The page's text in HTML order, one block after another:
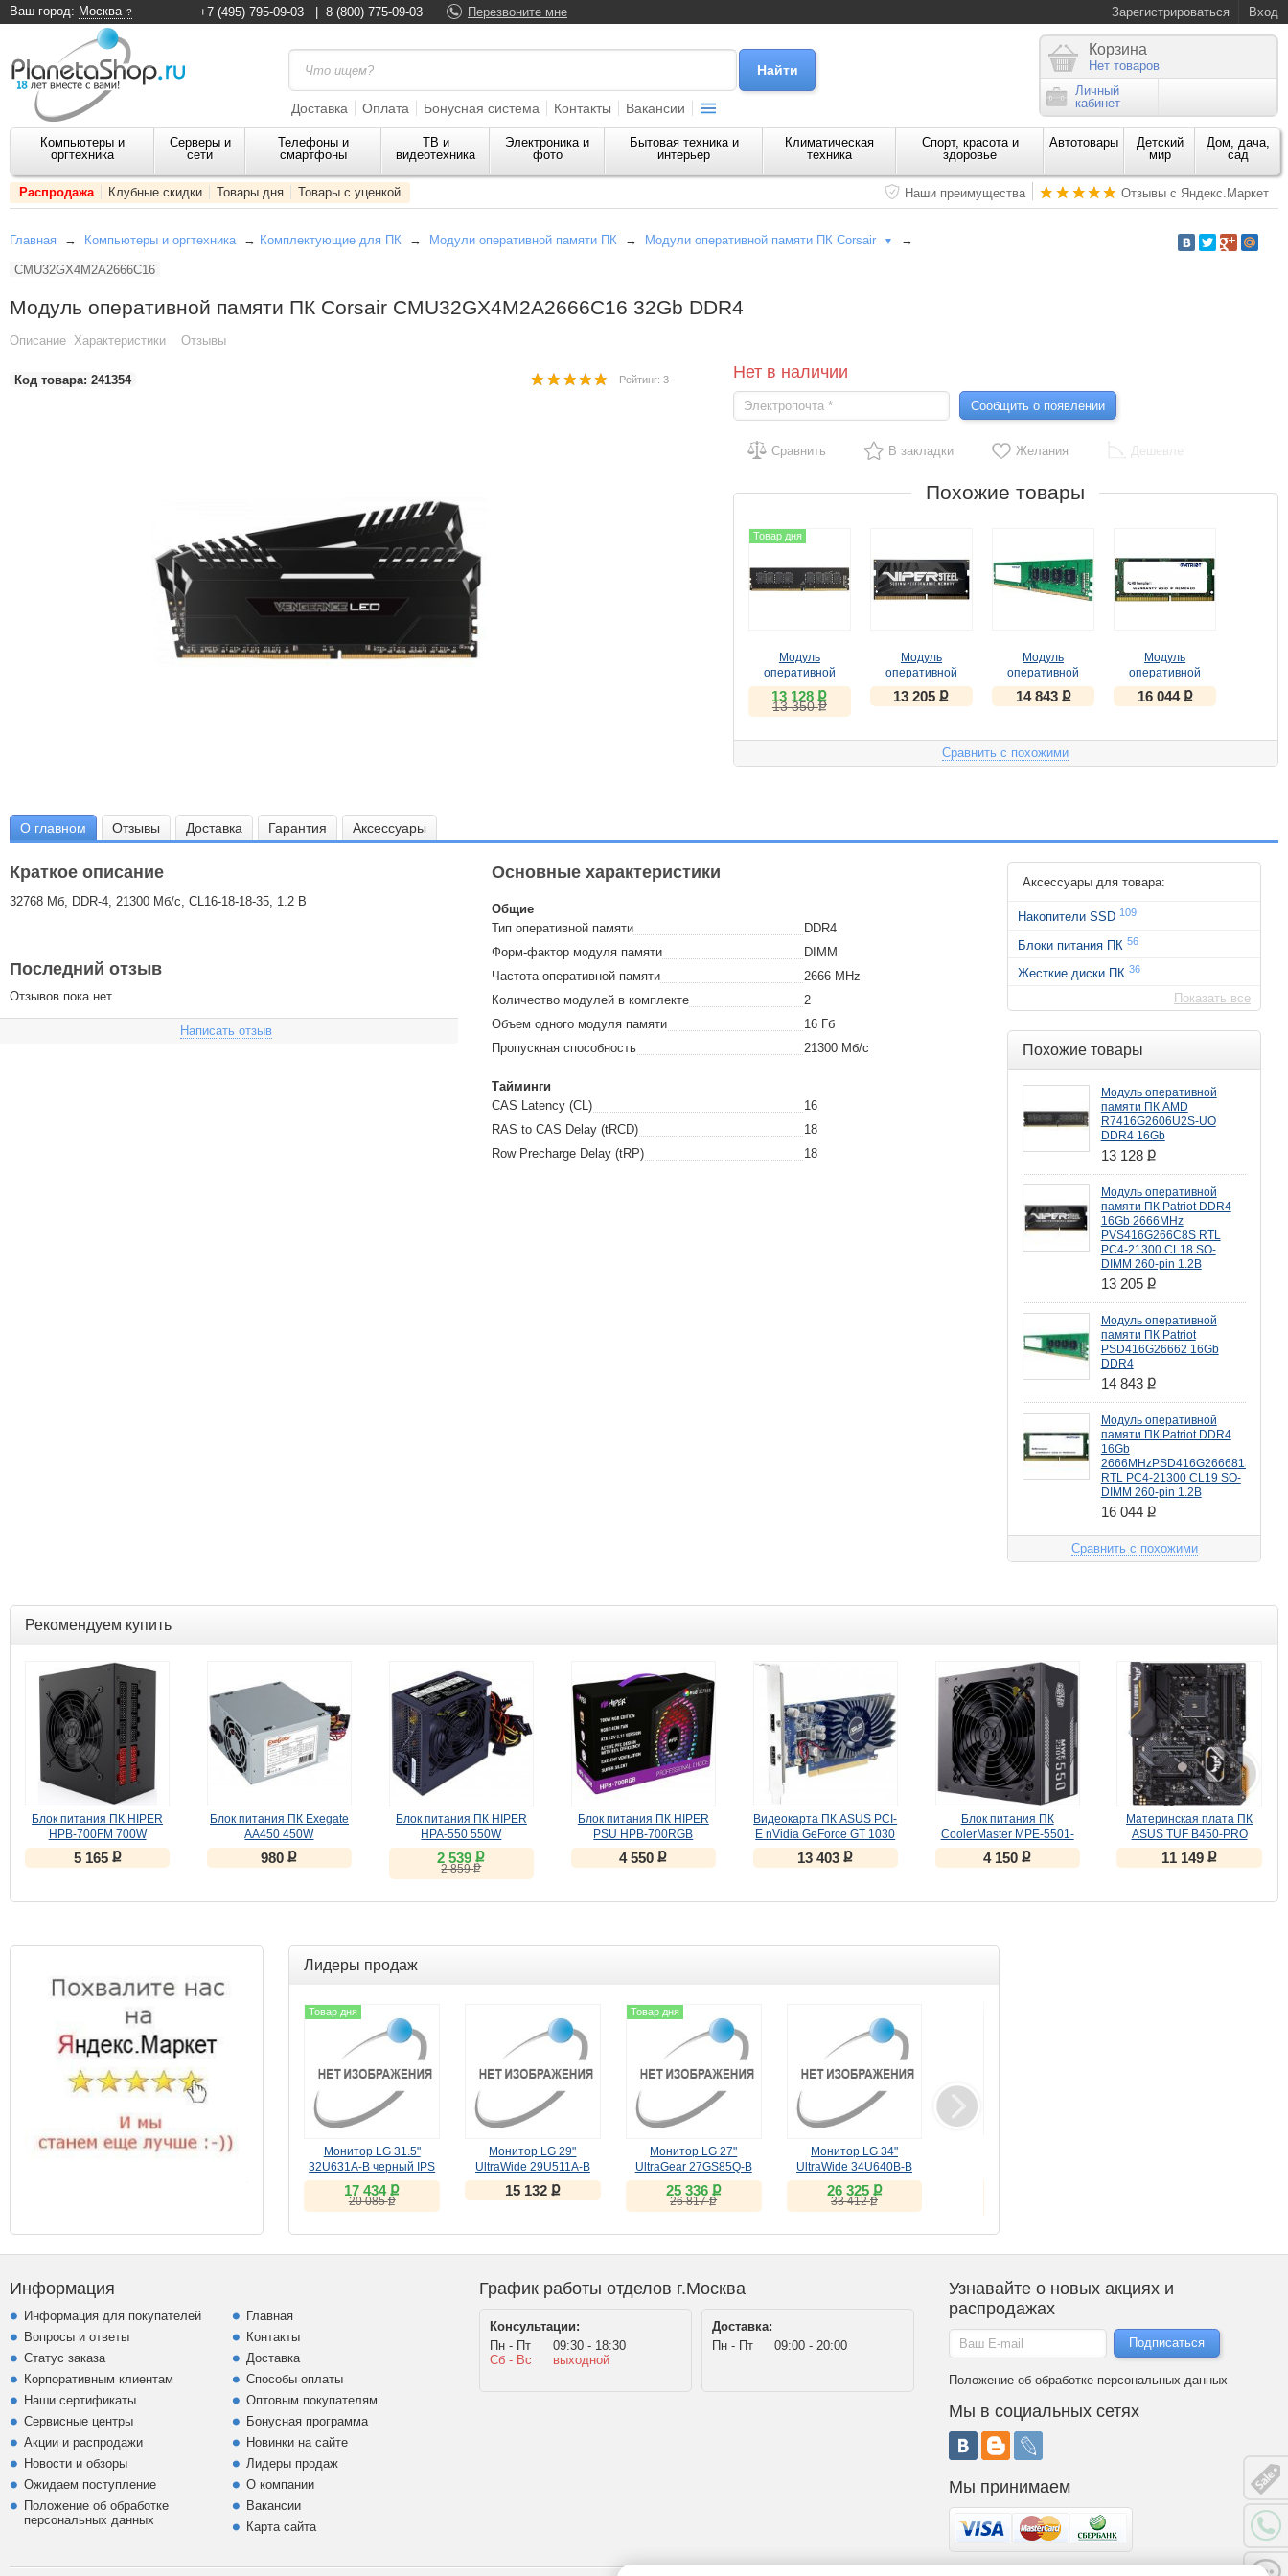
Ваш город: Москва Зарегистрироваться Вход
+7 (495) 795-09-03 8 (800) 775-09-03 Перезвоните мне
Доставка Оплата Бонусная система Контакты Вакансии
Корзина
Нет товаров
Личный
кабинет
Компьютеры и
оргтехника
Серверы и
сети
Телефоны и
смартфоны
ТВ и
видеотехника
Электроника и
фото
Бытовая техника и
интерьер
Климатическая
техника
Спорт, красота и
здоровье
Автотовары
Детский
мир
Дом, дача,
сад
Распродажа Клубные скидки Товары дня Товары с уценкой Наши преимущества Отзывы с Яндекс.Маркет
Главная → Компьютеры и оргтехника→ Комплектующие для ПК → Модули оперативной памяти ПК → Модули оперативной памяти ПК Corsair ▼ →
CMU32GX4M2A2666C16
Модуль оперативной памяти ПК Corsair CMU32GX4M2A2666C16 32Gb DDR4
Описание Характеристики Отзывы
Код товара: 241354 Рейтинг: 3 Нет в наличии
Сообщить о появлении
Сравнить В закладки Желания Дешевле
Похожие товары
Товар дня
Модуль
оперативной
памяти ПК AMD
R7416G2606U2S-
UO DDR4 16Gb
13 128ք
13 350ք
Модуль
оперативной
памяти ПК Patriot
DDR4 16Gb
RTL PC4-21300
CL18 SO-DIMM
13 205ք
Модуль
оперативной
памяти ПК Patriot
PSD416G26662
14 843 ք
Модуль
оперативной
памяти ПК Patriot
DDR4 16Gb
260-pin 1.2В
16 044 ք
Сравнить с похожими
О главном Отзывы Доставка Гарантия Аксессуары
Краткое описание
32768 Мб, DDR-4, 21300 Мб/с, CL16-18-18-35, 1.2 В
Последний отзыв
Отзывов пока нет.
Написать отзыв
Основные характеристики
Общие
Тип оперативной памяти
DDR4
Форм-фактор модуля памяти
DIMM
Частота оперативной памяти
2666 MHz
Количество модулей в комплекте
2
Объем одного модуля памяти
16 Гб
Пропускная способность
21300 Мб/с
Тайминги
CAS Latency (CL)
16
RAS to CAS Delay (tRCD)
18
Row Precharge Delay (tRP)
18
Аксессуары для товара:
Накопители SSD 109
Блоки питания ПК56
Жесткие диски ПК36
Показать все
Похожие товары
Модуль оперативной
памяти ПК AMD
R7416G2606U2S-UO
DDR4 16Gb
13 128 ք
Модуль оперативной
памяти ПК Patriot DDR4
16Gb 2666MHz
PVS416G266C8S RTL
PC4-21300 CL18 SO-
DIMM 260-pin 1.2В
13 205 ք
Модуль оперативной
памяти ПК Patriot
PSD416G26662 16Gb
DDR4
14 843 ք
Модуль оперативной
памяти ПК Patriot DDR4
16Gb
2666MHzPSD416G266681S
RTL PC4-21300 CL19 SO-
DIMM 260-pin 1.2В
16 044 ք
Сравнить с похожими
Рекомендуем купить
Блок питания ПК HIPER
HPB-700FM 700W
5 165 ք
Блок питания ПК Exegate
AA450 450W
980ք
Блок питания ПК HIPER
HPA-550 550W
2 539ք
2 859ք
Блок питания ПК HIPER
PSU HPB-700RGB
4 550ք
Видеокарта ПК ASUS PCI-
E nVidia GeForce GT 1030
2048Mb
13 403ք
Блок питания ПК
CoolerMaster MPE-5501-
ACABW 550W
4 150ք
Материнская плата ПК
ASUS TUF B450-PRO
GAMING
11 149ք
Лидеры продаж
Товар дня
Монитор LG 31.5"
32U631A-B черный IPS
17 434ք
20 085ք
Монитор LG 29"
UltraWide 29U511A-B
(IPS, 100Hz)
15 132 ք
Товар дня
Монитор LG 27"
UltraGear 27GS85Q-B
(IPS, 180Hz)
25 336 ք
26 817ք
Монитор LG 34"
UltraWide 34U640B-B
(VA, 144Hz)
26 325 ք
33 412ք
Информация
Информация для покупателей
Вопросы и ответы
Статус заказа
Корпоративным клиентам
Наши сертификаты
Сервисные центры
Акции и распродажи
Новости и обзоры
Ожидаем поступление
Положение об обработке
персональных данных
Главная
Контакты
Доставка
Способы оплаты
Оптовым покупателям
Бонусная программа
Новинки на сайте
Лидеры продаж
О компании
Вакансии
Карта сайта
График работы отделов г.Москва
Консультации:
Пн - Пт
09:30 - 18:30
Сб - Вс
выходной
Доставка:
Пн - Пт
09:00 - 20:00
Узнавайте о новых акциях и
распродажах
Положение об обработке персональных данных
Мы в социальных сетях
Мы принимаем